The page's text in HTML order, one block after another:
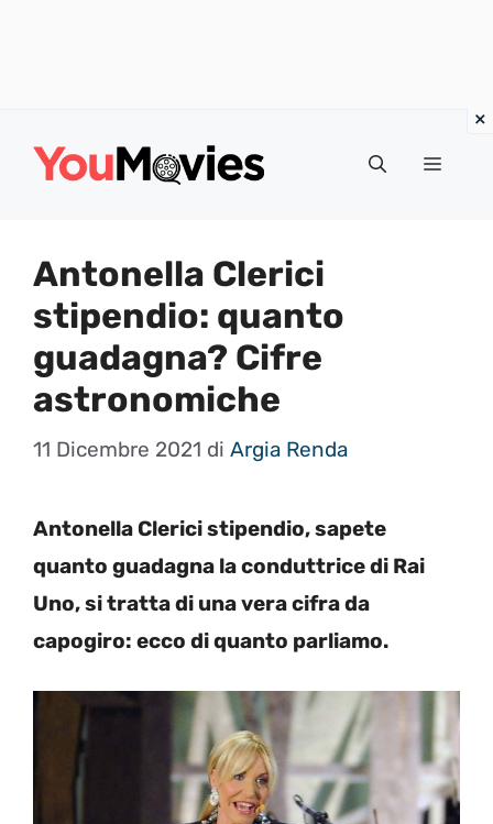
Menu
Antonella Clerici
stipendio: quanto
guadagna? Cifre
astronomiche
11 Dicembre 2021 di Argia Renda
Antonella Clerici stipendio, sapete
quanto guadagna la conduttrice di Rai
Uno, si tratta di una vera cifra da
capogiro: ecco di quanto parliamo.